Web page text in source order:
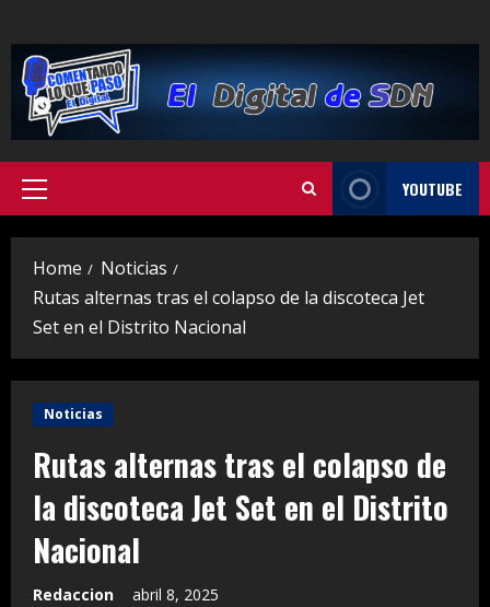
to
content
Primary
YOUTUBE
Home
Noticias
Rutas alternas tras el colapso de la discoteca Jet
Set en el Distrito Nacional
Noticias
Rutas alternas tras el colapso de
la discoteca Jet Set en el Distrito
Nacional
Redaccion abril 8, 2025